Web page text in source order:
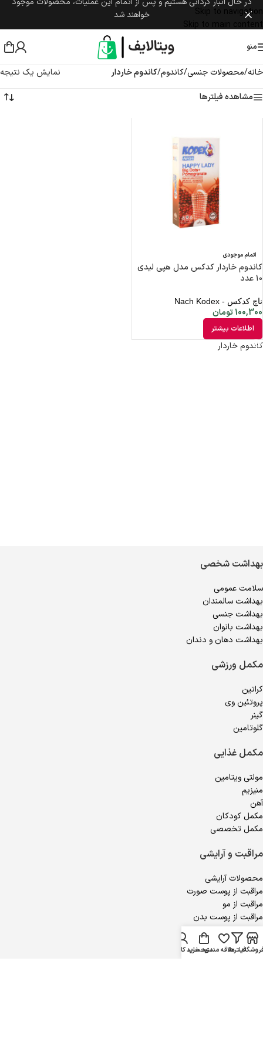
Skip to navigation
Skip to main content
خواهند شد
منو
خانه/محصولات جنسی/کاندوم/کاندوم خاردار
نمایش یک نتیجه
مشاهده فیلترها
اتمام موجودی
کاندوم خاردار کدکس مدل هپی لیدی
۱۰ عدد
ناچ کدکس - Nach Kodex
100,300تومان
اطلاعات بیشتر
کاندوم خاردار
بهداشت شخصی
سلامت عمومی
بهداشت سالمندان
بهداشت جنسی
بهداشت بانوان
بهداشت دهان و دندان
مکمل ورزشی
کراتین
پروتئین وی
گینر
گلوتامین
مکمل غذایی
مولتی ویتامین
منیزیم
آهن
مکمل کودکان
مکمل تخصصی
مراقبت و آرایشی
محصولات آرایشی
مراقبت از پوست صورت
مراقبت از مو
مراقبت از پوست بدن
محصولات جنسی
مجوزهای ویتالایف
فیلترهاعلاقه مندیسبد خرید
حساب کاربری من